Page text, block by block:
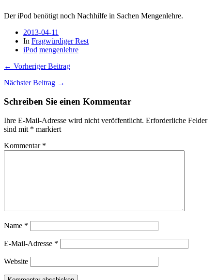
Der iPod benötigt noch Nachhilfe in Sachen Mengenlehre.
2013-04-11
In Fragwürdiger Rest
iPod mengenlehre
← Vorheriger Beitrag
Nächster Beitrag →
Schreiben Sie einen Kommentar
Ihre E-Mail-Adresse wird nicht veröffentlicht. Erforderliche Felder
sind mit * markiert
Kommentar *
Name *
E-Mail-Adresse *
Website